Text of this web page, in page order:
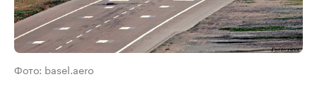
Фото: basel.aero